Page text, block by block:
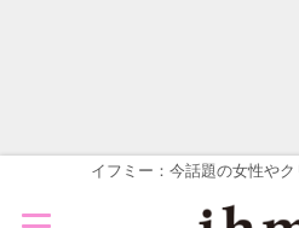
イフミー：今話題の女性や